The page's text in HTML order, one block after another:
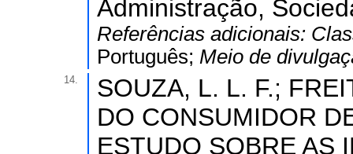
Administração,
Referências adicionais:
Português; Meio de
14.
SOUZA, L. L. F.;
DO CONSUMIDOR
ESTUDO SOBRE AS